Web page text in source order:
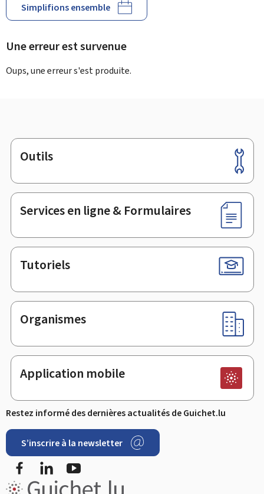
Simplifions ensemble
Une erreur est survenue
Oups, une erreur s'est produite.
Pied
de
page
Outils
Services en ligne & Formulaires
Tutoriels
Organismes
Application mobile
Restez informé des dernières actualités de Guichet.lu
S’inscrire à la newsletter
FacebookLinkedIn